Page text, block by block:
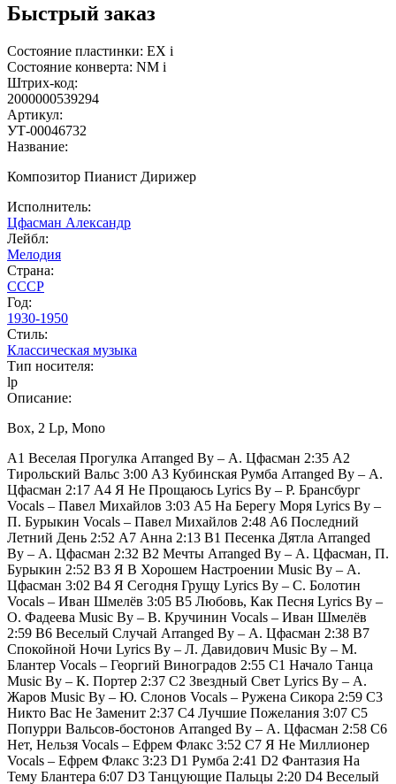
Быстрый заказ
Состояние пластинки: EX i
Состояние конверта: NM i
Штрих-код:
2000000539294
Артикул:
УТ-00046732
Название:
Композитор Пианист Дирижер
Исполнитель:
Цфасман Александр
Лейбл:
Мелодия
Страна:
СССР
Год:
1930-1950
Стиль:
Классическая музыка
Тип носителя:
lp
Описание:
Box, 2 Lp, Mono
A1 Веселая Прогулка Arranged By – А. Цфасман 2:35 A2
Тирольский Вальс 3:00 A3 Кубинская Румба Arranged By – А.
Цфасман 2:17 A4 Я Не Прощаюсь Lyrics By – Р. Брансбург
Vocals – Павел Михайлов 3:03 A5 На Берегу Моря Lyrics By –
П. Бурыкин Vocals – Павел Михайлов 2:48 A6 Последний
Летний День 2:52 A7 Анна 2:13 B1 Песенка Дятла Arranged
By – А. Цфасман 2:32 B2 Мечты Arranged By – А. Цфасман, П.
Бурыкин 2:52 B3 Я В Хорошем Настроении Music By – А.
Цфасман 3:02 B4 Я Сегодня Грущу Lyrics By – С. Болотин
Vocals – Иван Шмелёв 3:05 B5 Любовь, Как Песня Lyrics By –
О. Фадеева Music By – В. Кручинин Vocals – Иван Шмелёв
2:59 B6 Веселый Случай Arranged By – А. Цфасман 2:38 B7
Спокойной Ночи Lyrics By – Л. Давидович Music By – М.
Блантер Vocals – Георгий Виноградов 2:55 С1 Начало Танца
Music By – К. Портер 2:37 C2 Звездный Свет Lyrics By – А.
Жаров Music By – Ю. Слонов Vocals – Ружена Сикора 2:59 C3
Никто Вас Не Заменит 2:37 C4 Лучшие Пожелания 3:07 C5
Попурри Вальсов-бостонов Arranged By – А. Цфасман 2:58 C6
Нет, Нельзя Vocals – Ефрем Флакс 3:52 C7 Я Не Миллионер
Vocals – Ефрем Флакс 3:23 D1 Румба 2:41 D2 Фантазия На
Тему Блантера 6:07 D3 Танцующие Пальцы 2:20 D4 Веселый